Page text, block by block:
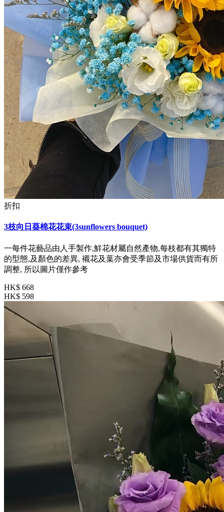
折扣
3枝向日葵棉花花束(3sunflowers bouquet)
一每件花藝品由人手製作,鮮花材屬自然產物,每枝都有其獨特
的型態,及顏色的差異, 襯花及葉亦會受季節及市場供貨而有所
調整, 所以圖片僅作參考
HK$ 668
HK$ 598